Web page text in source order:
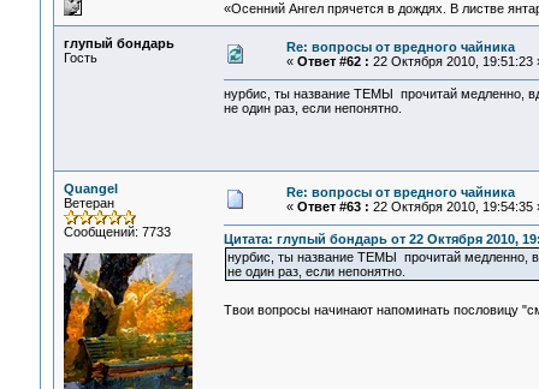
«Осенний Ангел прячется в дождях. В листве
глупый бондарь
Гость
Re: вопросы от вредного чайника
« Ответ #62 : 22 Октября 2010, 19:51:23
нурбис, ты название ТЕМЫ прочитай медленно,
не один раз, если непонятно.
Quangel
Ветеран
Сообщений: 7733
Re: вопросы от вредного чайника
« Ответ #63 : 22 Октября 2010, 19:54:35
Цитата: глупый бондарь от 22 Октября 2010,
нурбис, ты название ТЕМЫ прочитай медленно,
не один раз, если непонятно.
Твои вопросы начинают напоминать пословицу